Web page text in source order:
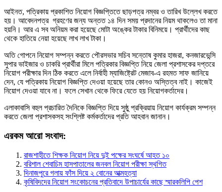
আইনত, পত্রিকায় প্রকাশিত নিয়োগ বিজ্ঞপ্তিতে ছাড়পত্র নম্বর ও তারিখ উল্লেখ করতে
হয়। আবেদনপত্র গ্রহণের জন্য অন্তত ১৪ দিন সময় প্রদানের নিয়ম থাকলেও তা মানা
হয়নি। আর এ সব অনিয়ম করা হয়েছে মোটা অঙ্কের টাকার বিনিময়ে। প্রার্থীদের কাছ
থেকে হাতিয়ে নেয়া হয়েছে লাখ লাখ টাকা।
অতি গোপনে নিয়োগ সম্পন্ন করতে পৌরসভার সচিব সন্তোষ কুমার হাজরা, কনজারভেন্সি
সুপার ভাইজার ও চাকরি প্রার্থীরা মিলে পত্রিকার বিজ্ঞপ্তি নিয়ে জেলা প্রশাসকের দপ্তরে
নিয়োগ পরীক্ষার দিন ঠিক করতে এলে নির্বাহী ম্যাজিষ্ট্রেট মেজাব-এ রহমত সাফ জানিয়ে
দেন, যে পত্রিকায় নিয়োগ বিজ্ঞপ্তি দেওয়া হয়েছে তার কোনও অস্তিত্ব নাই। কাজেই
নিয়োগ দেওয়া যাবে না। ফলে সেখান থেকে ফিরে যেতে হয় নিয়োগকর্তাদের।
এলাকাবাসি বহুল প্রচারিত দৈনিকে বিজ্ঞপ্তি দিয়ে সুষ্ঠু প্রক্রিয়ায় নিয়োগ কার্যক্রম সম্পন্ন
করতে জেলা প্রশাসকসহ সংশ্লিষ্ট কর্মকর্তাদের প্রতি আহবান জানান।
এরকম আরো সংবাদ:
রাজশাহীতে শিক্ষক নিয়োগ নিয়ে দুই পক্ষের সংঘর্ষে আহত ১০
বরিশাল শেবাচিম হাসপাতালের জনবল নিয়োগ পরীক্ষা স্থগিত
দিনাজপুরে গলায় ফাঁস দিয়ে ২ বোনের আত্মহত্যা
কৃষিবিদদের নিয়োগ সংকোচনের প্রতিবাদে উপাচার্যের কাছে স্মারকলিপি পেশ